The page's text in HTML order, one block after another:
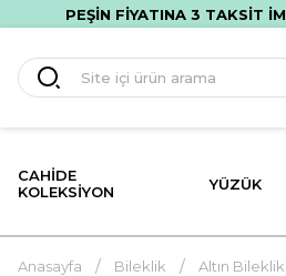
HIZLI TESLİMAT! İLK
CAHIDE
KOLEKSIYON
YÜZÜK
Anasayfa Bileklik Altın Bileklik